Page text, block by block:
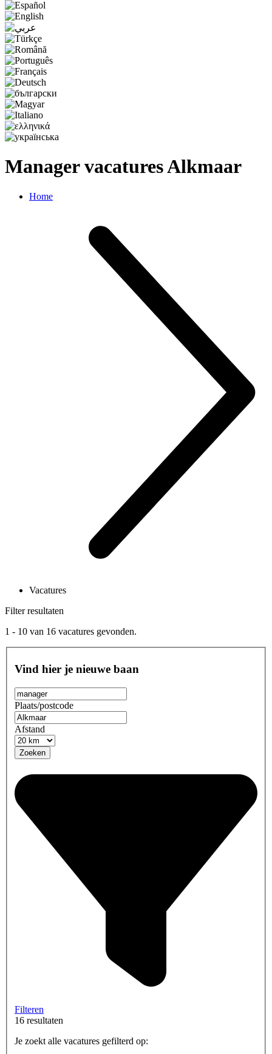
Manager vacatures Alkmaar
Home
Vacatures
Filter resultaten
1 - 10 van 16 vacatures gevonden.
Vind hier je nieuwe baan
Plaats/postcode
Afstand
Zoeken
Filteren
16 resultaten
Je zoekt alle vacatures gefilterd op: